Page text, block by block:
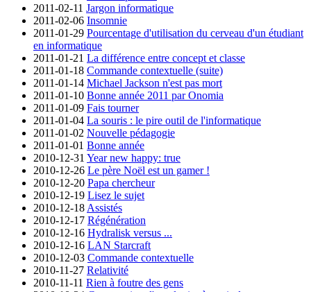
2011-02-11 Jargon informatique
2011-02-06 Insomnie
2011-01-29 Pourcentage d'utilisation du cerveau d'un étudiant
en informatique
2011-01-21 La différence entre concept et classe
2011-01-18 Commande contextuelle (suite)
2011-01-14 Michael Jackson n'est pas mort
2011-01-10 Bonne année 2011 par Onomia
2011-01-09 Fais tourner
2011-01-04 La souris : le pire outil de l'informatique
2011-01-02 Nouvelle pédagogie
2011-01-01 Bonne année
2010-12-31 Year new happy: true
2010-12-26 Le père Noël est un gamer !
2010-12-20 Papa chercheur
2010-12-19 Lisez le sujet
2010-12-18 Assistés
2010-12-17 Régénération
2010-12-16 Hydralisk versus ...
2010-12-16 LAN Starcraft
2010-12-03 Commande contextuelle
2010-11-27 Relativité
2010-11-11 Rien à foutre des gens